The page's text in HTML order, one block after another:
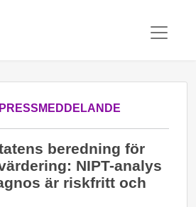
PRESSMEDDELANDE
beredning för
NIPT-analys
är riskfritt och